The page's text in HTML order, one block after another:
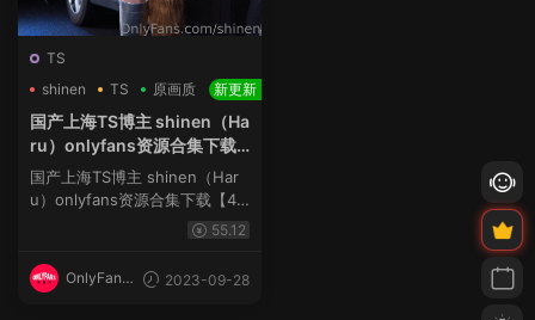
TS
shinen
TS 原画质 新更新
国产上海TS博主 shinen（Ha
ru）onlyfans资源合集下载
【4880P+1054V】
国产上海TS博主 shinen（Har
u）onlyfans资源合集下载【48
80P+1054V】博主更新至最新
主简介 ...
55.12
OnlyFans
2023-09-28